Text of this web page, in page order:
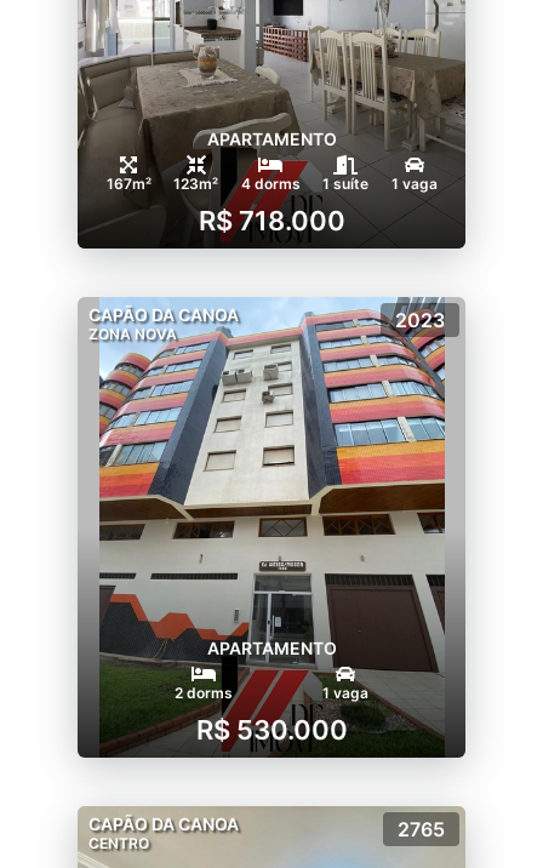
APARTAMENTO
167m² 123m² 4 dorms 1 suíte 1 vaga
R$ 718.000
CAPÃO DA CANOA
ZONA NOVA
2023
APARTAMENTO
2 dorms 1 vaga
R$ 530.000
CAPÃO DA CANOA
CENTRO
2765